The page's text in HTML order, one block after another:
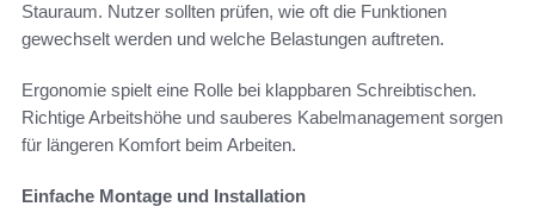
Stauraum. Nutzer sollten prüfen, wie oft die Funktionen
gewechselt werden und welche Belastungen auftreten.
Ergonomie spielt eine Rolle bei klappbaren Schreibtischen.
Richtige Arbeitshöhe und sauberes Kabelmanagement sorgen
für längeren Komfort beim Arbeiten.
Einfache Montage und Installation